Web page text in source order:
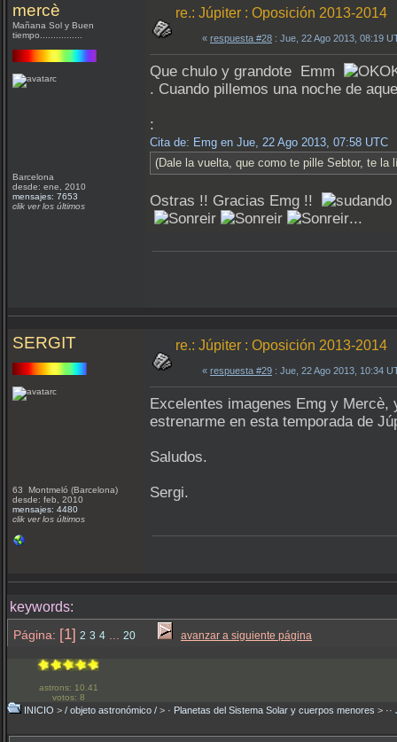
mercè
Mañana Sol y Buen
tiempo................
Barcelona
desde: ene, 2010
mensajes: 7653
clik ver los últimos
re.: Júpiter : Oposición 2013-2014
« respuesta #28 : Jue, 22 Ago 2013, 08:19
Que chulo y grandote Emm
. Cuando pillemos una noche de
:
Cita de: Emg en Jue, 22 Ago 2013, 07:58 UTC
(Dale la vuelta, que como te pille Sebtor, te la
Ostras !! Gracias Emg !!
...
SERGIT
63 Montmeló (Barcelona)
desde: feb, 2010
mensajes: 4480
clik ver los últimos
re.: Júpiter : Oposición 2013-2014
« respuesta #29 : Jue, 22 Ago 2013, 10:34
Excelentes imagenes Emg y Mercè,
estrenarme en esta temporada de
Saludos.
Sergi.
keywords:
Página: [1] 2 3 4 20 avanzar a siguiente página
astrons: 10.41
votos: 8
INICIO > / objeto astronómico / > · Planetas del Sistema Solar y cuerpos menores >